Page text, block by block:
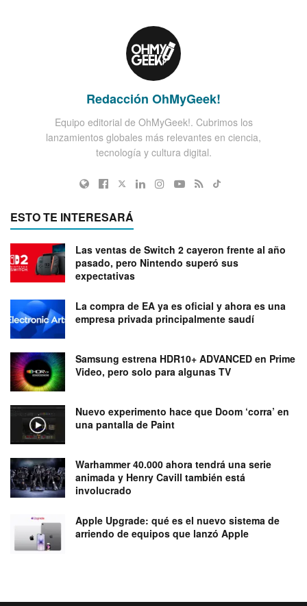
Redacción OhMyGeek!
Equipo editorial de OhMyGeek!. Cubrimos los
lanzamientos globales más relevantes en ciencia,
tecnología y cultura digital.
ESTO TE INTERESARÁ
Las ventas de Switch 2 cayeron frente al año
pasado, pero Nintendo superó sus
expectativas
La compra de EA ya es oficial y ahora es una
empresa privada principalmente saudí
Samsung estrena HDR10+ ADVANCED en Prime
Video, pero solo para algunas TV
Nuevo experimento hace que Doom ‘corra’ en
una pantalla de Paint
Warhammer 40.000 ahora tendrá una serie
animada y Henry Cavill también está
involucrado
Apple Upgrade: qué es el nuevo sistema de
arriendo de equipos que lanzó Apple